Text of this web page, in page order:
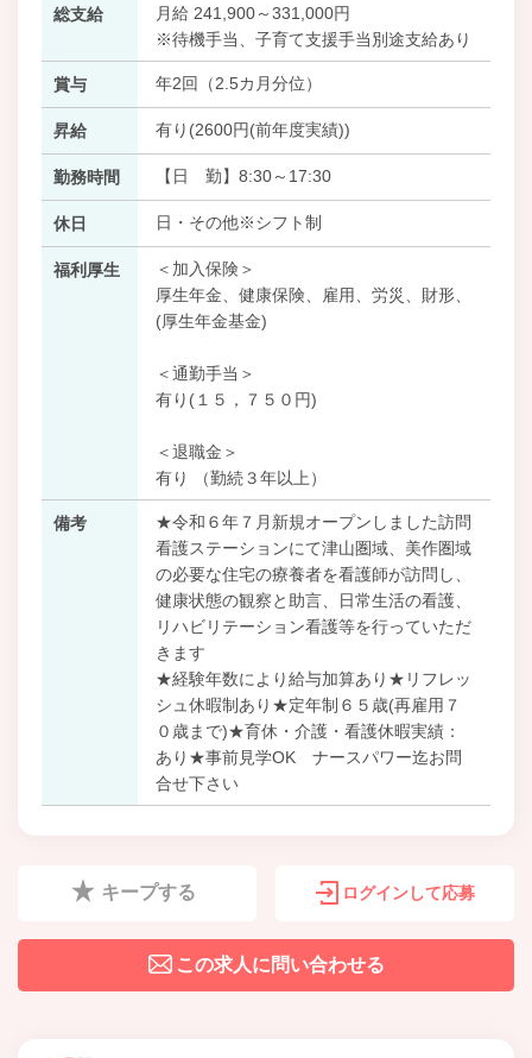
総支給
月給 241,900～331,000円
※待機手当、子育て支援手当別途支給あり
賞与 年2回（2.5カ月分位）
昇給 有り(2600円(前年度実績))
勤務時間 【日 勤】8:30～17:30
休日 日・その他※シフト制
福利厚生
＜加入保険＞
厚生年金、健康保険、雇用、労災、財形、
(厚生年金基金)
＜通勤手当＞
有り(１５，７５０円)
＜退職金＞
有り （勤続３年以上）
備考
★令和６年７月新規オープンしました訪問
看護ステーションにて津山圏域、美作圏域
の必要な住宅の療養者を看護師が訪問し、
健康状態の観察と助言、日常生活の看護、
リハビリテーション看護等を行っていただ
きます
★経験年数により給与加算あり★リフレッ
シュ休暇制あり★定年制６５歳(再雇用７
０歳まで)★育休・介護・看護休暇実績：
あり★事前見学OK ナースパワー迄お問
合せ下さい
キープする ログインして応募
この求人に問い合わせる